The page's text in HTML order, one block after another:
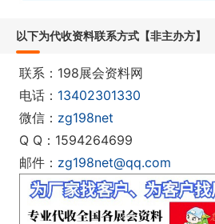
以下为代收资料联系方式【非主办方】
联系：198展会资料网
电话： 13402301330
微信： zg198net
Q Q：1594264699
邮件： zg198net@qq.com